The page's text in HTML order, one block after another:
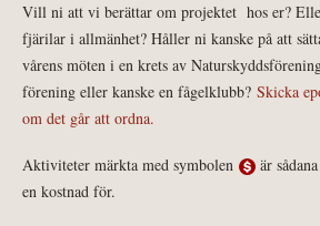
Vill ni att vi berättar om projektet hos er?
fjärilar i allmänhet? Håller ni kanske på att
vårens möten i en krets av
förening eller kanske en fågelklubb? Skicka
om det går att ordna.
Aktiviteter märkta med symbolen
är
en kostnad för.